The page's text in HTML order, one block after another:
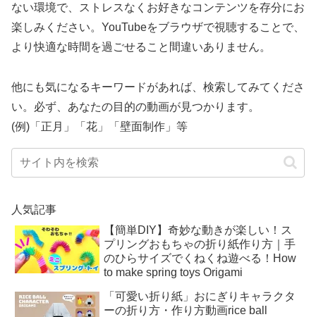
ない環境で、ストレスなくお好きなコンテンツを存分にお
楽しみください。YouTubeをブラウザで視聴することで、
より快適な時間を過ごせること間違いありません。
他にも気になるキーワードがあれば、検索してみてくださ
い。必ず、あなたの目的の動画が見つかります。
(例)「正月」「花」「壁面制作」等
人気記事
【簡単DIY】奇妙な動きが楽しい！ス
プリングおもちゃの折り紙作り方｜手
のひらサイズでくねくね遊べる！How
to make spring toys Origami
「可愛い折り紙」おにぎりキャラクタ
ーの折り方・作り方動画rice ball